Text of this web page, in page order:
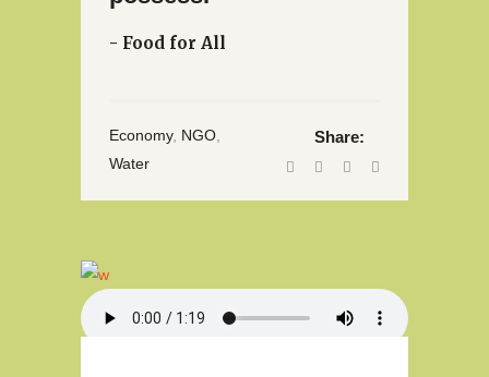
- Food for All
Economy, NGO,
Water
Share: